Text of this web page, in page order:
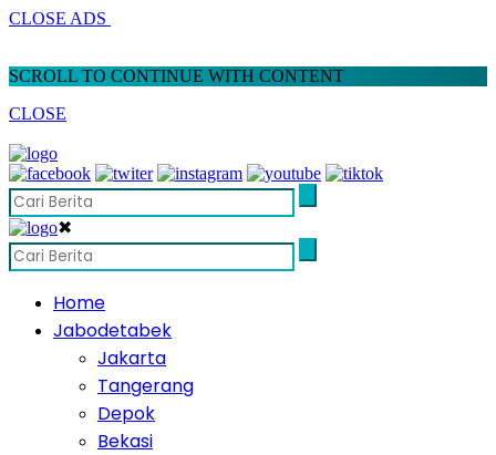
CLOSE ADS
SCROLL TO CONTINUE WITH CONTENT
CLOSE
✖
Home
Jabodetabek
Jakarta
Tangerang
Depok
Bekasi